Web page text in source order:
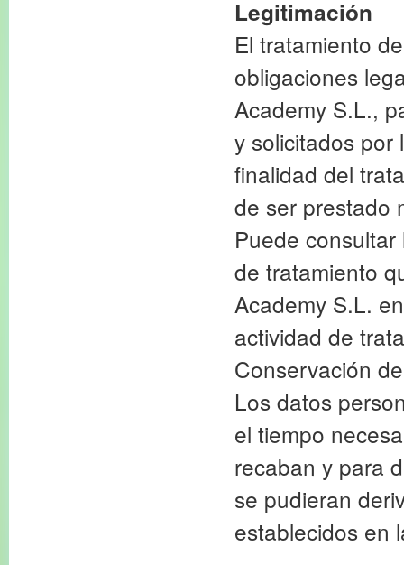
Legitimación
El tratamiento
obligaciones
Academy S.L.,
y solicitados por
finalidad del
de ser prestado
Puede
de tratamiento
Academy S.L.
actividad de
Conservación
Los datos
el tiempo
recaban y para
se pudieran
establecidos en